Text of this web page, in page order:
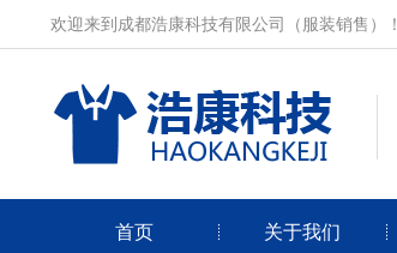
欢迎来到成都浩康科技有限公司（服装销售）！
首页 关于我们